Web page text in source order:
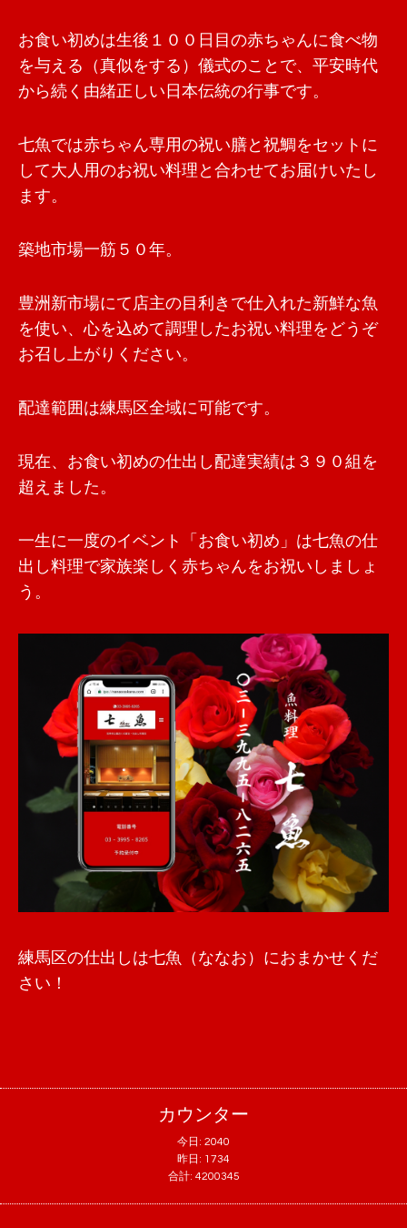
お食い初めは生後１００日目の赤ちゃんに食べ物
を与える（真似をする）儀式のことで、平安時代
から続く由緒正しい日本伝統の行事です。
七魚では赤ちゃん専用の祝い膳と祝鯛をセットに
して大人用のお祝い料理と合わせてお届けいたし
ます。
築地市場一筋５０年。
豊洲新市場にて店主の目利きで仕入れた新鮮な魚
を使い、心を込めて調理したお祝い料理をどうぞ
お召し上がりください。
配達範囲は練馬区全域に可能です。
現在、お食い初めの仕出し配達実績は３９０組を
超えました。
一生に一度のイベント「お食い初め」は七魚の仕
出し料理で家族楽しく赤ちゃんをお祝いしましょ
う。
練馬区の仕出しは七魚（ななお）におまかせくだ
さい！
カウンター
今日: 2040
昨日: 1734
合計: 4200345